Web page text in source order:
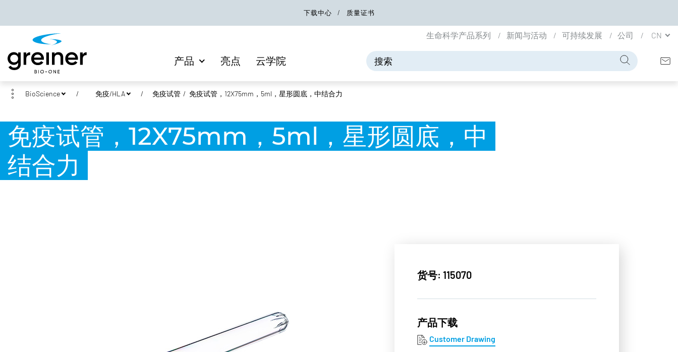
下载中心 质量证书
产品 亮点 云学院
生命科学产品系列 新闻与活动 可持续发展 公司 CN
BioScience 免疫/HLA 免疫试管 免疫试管，12X75mm，5ml，星形圆底，中结合力
免疫试管，12X75mm，5ml，星形圆底，中
结合力
货号: 115070
产品下载
Customer Drawing